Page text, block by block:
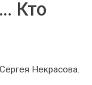
Кто
Некрасова.